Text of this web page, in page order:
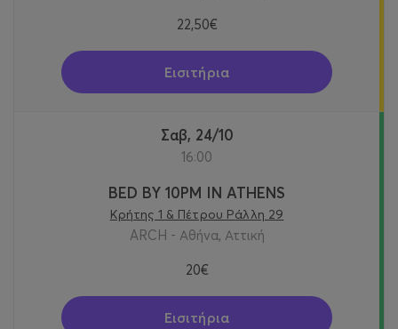
22,50€
Εισιτήρια
Σαβ, 24/10
16:00
BED BY 10PM IN ATHENS
Κρήτης 1 & Πέτρου Ράλλη 29
ARCH - Αθήνα, Αττική
20€
Εισιτήρια